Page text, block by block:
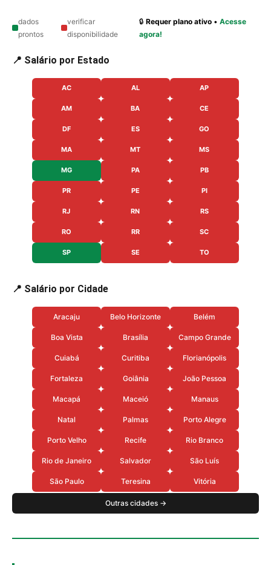
dados
prontos
verificar
disponibilidade
🔒Requer plano ativo •Acesse
agora!
📍 Salário por Estado
AC AL AP
AM BA CE
DF ES GO
MA MT MS
MG PA PB
PR PE PI
RJ RN RS
RO RR SC
SP SE TO
📍 Salário por Cidade
Aracaju Belo Horizonte Belém
Boa Vista Brasília Campo Grande
Cuiabá Curitiba Florianópolis
Fortaleza Goiânia João Pessoa
Macapá Maceió Manaus
Natal Palmas Porto Alegre
Porto Velho Recife Rio Branco
Rio de Janeiro Salvador São Luís
São Paulo Teresina Vitória
Outras cidades →